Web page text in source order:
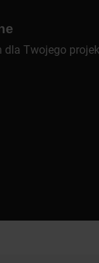
dla Twojego